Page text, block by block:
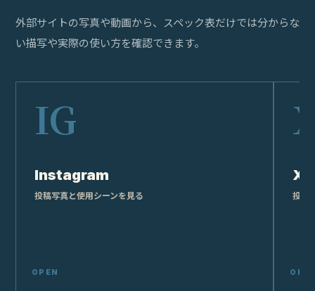
外部サイトの写真や動画から、スペック表だけでは分からな
い描写や実際の使い方を確認できます。
Instagram
投稿写真と使用シーンを見る
X
投稿